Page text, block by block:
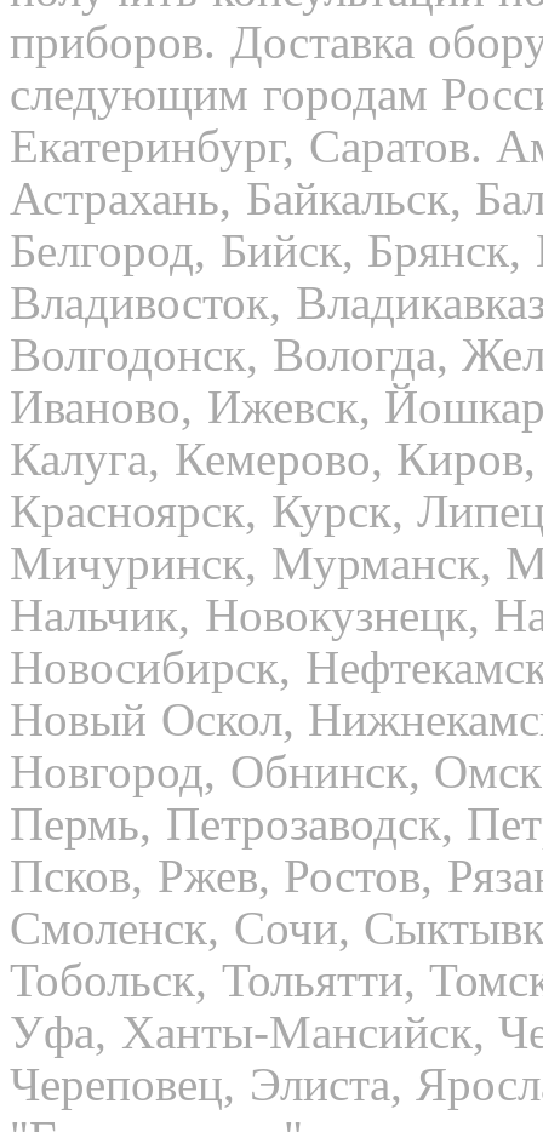
приборов. Доставка
следующим городам
Екатеринбург, Саратов.
Астрахань, Байкальск,
Белгород, Бийск,
Владивосток,
Волгодонск, Вологда,
Иваново, Ижевск,
Калуга, Кемерово,
Красноярск, Курск,
Мичуринск, Мурманск,
Нальчик, Новокузнецк,
Новосибирск,
Новый Оскол,
Новгород, Обнинск,
Пермь, Петрозаводск,
Псков, Ржев, Ростов,
Смоленск, Сочи,
Тобольск, Тольятти,
Уфа, Ханты-Мансийск,
Череповец, Элиста,